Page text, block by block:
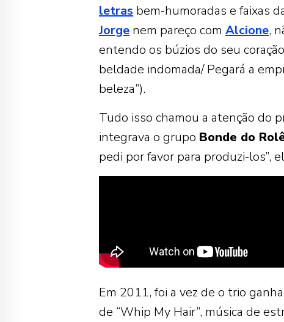
letras bem-humoradas e faixas
Jorge nem pareço com Alcione,
entendo os búzios do seu
beldade indomada/ Pegará a
beleza”).
Tudo isso chamou a atenção do
integrava o grupo Bonde do
pedi por favor para produzi-los”,
Em 2011, foi a vez de o trio
de “Whip My Hair”, música de